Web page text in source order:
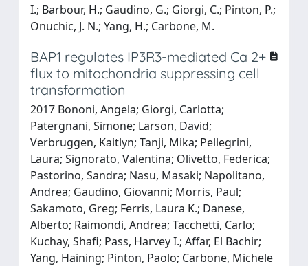
I.; Barbour, H.; Gaudino, G.; Giorgi, C.; Pinton, P.;
Onuchic, J. N.; Yang, H.; Carbone, M.
BAP1 regulates IP3R3-mediated Ca 2+
flux to mitochondria suppressing cell
transformation
2017 Bononi, Angela; Giorgi, Carlotta;
Patergnani, Simone; Larson, David;
Verbruggen, Kaitlyn; Tanji, Mika; Pellegrini,
Laura; Signorato, Valentina; Olivetto, Federica;
Pastorino, Sandra; Nasu, Masaki; Napolitano,
Andrea; Gaudino, Giovanni; Morris, Paul;
Sakamoto, Greg; Ferris, Laura K.; Danese,
Alberto; Raimondi, Andrea; Tacchetti, Carlo;
Kuchay, Shafi; Pass, Harvey I.; Affar, El Bachir;
Yang, Haining; Pinton, Paolo; Carbone, Michele